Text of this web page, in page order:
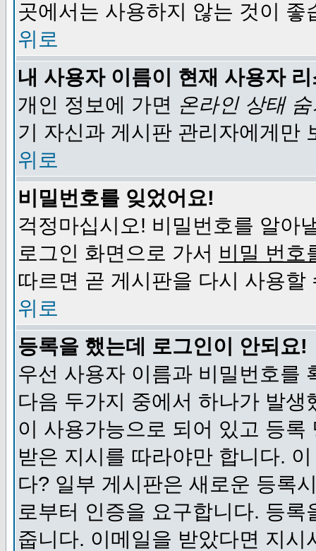
곳에서는 사용하지 않는 것이 좋
위로
내 사용자 이름이 현재 사용자
개인 정보에 가면 온라인 상태
기 자신과 게시판 관리자에게만
위로
비밀번호를 잊었어요!
걱정마십시오! 비밀번호를 알아
로그인 화면으로 가서 비밀 번호
따르면 곧 게시판을 다시 사용할
위로
등록을 했는데 로그인이 안되요!
우선 사용자 이름과 비밀번호를
다음 두가지 중에서 하나가 발
이 사용가능으로 되어 있고 등
받은 지시를 따라야만 합니다.
다? 일부 게시판은 새로운 등록
로부터 인증을 요구합니다. 등
줍니다. 이메일을 받았다면 지